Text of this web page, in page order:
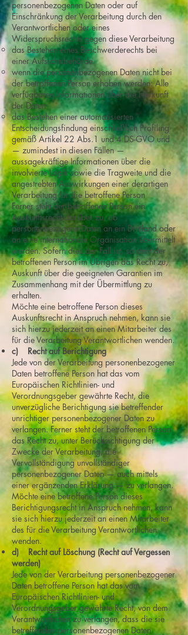
personenbezogenen Daten oder auf
Einschränkung der Verarbeitung durch den
Verantwortlichen oder eines
Widerspruchsrechts gegen diese Verarbeitung
das Bestehen eines Beschwerderechts bei
einer Aufsichtsbehörde
wenn die personenbezogenen Daten nicht bei
der betroffenen Person erhoben werden: Alle
verfügbaren Informationen über die Herkunft
der Daten
das Bestehen einer automatisierten
Entscheidungsfindung einschließlich Profiling
gemäß Artikel 22 Abs.1 und 4 DS-GVO und
— zumindest in diesen Fällen —
aussagekräftige Informationen über die
involvierte Logik sowie die Tragweite und die
angestrebten Auswirkungen einer derartigen
Verarbeitung für die betroffene Person
Ferner steht der betroffenen Person ein
Auskunftsrecht darüber zu, ob
personenbezogene Daten an ein Drittland oder
an eine internationale Organisation übermittelt
wurden. Sofern dies der Fall ist, so steht der
betroffenen Person im Übrigen das Recht zu,
Auskunft über die geeigneten Garantien im
Zusammenhang mit der Übermittlung zu
erhalten.
Möchte eine betroffene Person dieses
Auskunftsrecht in Anspruch nehmen, kann sie
sich hierzu jederzeit an einen Mitarbeiter des
für die Verarbeitung Verantwortlichen wenden.
c) Recht auf Berichtigung
Jede von der Verarbeitung personenbezogener
Daten betroffene Person hat das vom
Europäischen Richtlinien- und
Verordnungsgeber gewährte Recht, die
unverzügliche Berichtigung sie betreffender
unrichtiger personenbezogener Daten zu
verlangen. Ferner steht der betroffenen Person
das Recht zu, unter Berücksichtigung der
Zwecke der Verarbeitung, die
Vervollständigung unvollständiger
personenbezogener Daten — auch mittels
einer ergänzenden Erklärung — zu verlangen.
Möchte eine betroffene Person dieses
Berichtigungsrecht in Anspruch nehmen, kann
sie sich hierzu jederzeit an einen Mitarbeiter
des für die Verarbeitung Verantwortlichen
wenden.
d) Recht auf Löschung (Recht auf Vergessen
werden)
Jede von der Verarbeitung personenbezogener
Daten betroffene Person hat das vom
Europäischen Richtlinien- und
Verordnungsgeber gewährte Recht, von dem
Verantwortlichen zu verlangen, dass die sie
betreffenden personenbezogenen Daten